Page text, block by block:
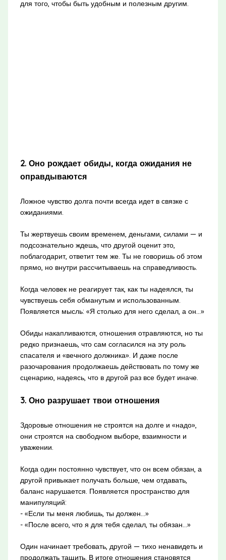
для того, чтобы быть удобным и полезным другим.
2. Оно рождает обиды, когда ожидания не
оправдываются
Ложное чувство долга почти всегда идет в связке с
ожиданиями.
Ты жертвуешь своим временем, деньгами, силами — и
подсознательно ждешь, что другой оценит это,
поблагодарит, ответит тем же. Ты не говоришь об этом
прямо, но внутри рассчитываешь на справедливость.
Когда человек не реагирует так, как ты надеялся, ты
чувствуешь себя обманутым и использованным.
Появляется мысль: «Я столько для него сделал, а он…»
Обиды накапливаются, отношения отравляются, но ты
редко признаешь, что сам согласился на эту роль
спасателя и «вечного должника». И даже после
разочарования продолжаешь действовать по тому же
сценарию, надеясь, что в другой раз все будет иначе.
3. Оно разрушает твои отношения
Здоровые отношения не строятся на долге и «надо»,
они строятся на свободном выборе, взаимности и
уважении.
Когда один постоянно чувствует, что он всем обязан, а
другой привыкает получать больше, чем отдавать,
баланс нарушается. Появляется пространство для
манипуляций:
- «Если ты меня любишь, ты должен…»
- «После всего, что я для тебя сделал, ты обязан…»
Один начинает требовать, другой — тихо ненавидеть и
продолжать тащить. В итоге отношения становятся